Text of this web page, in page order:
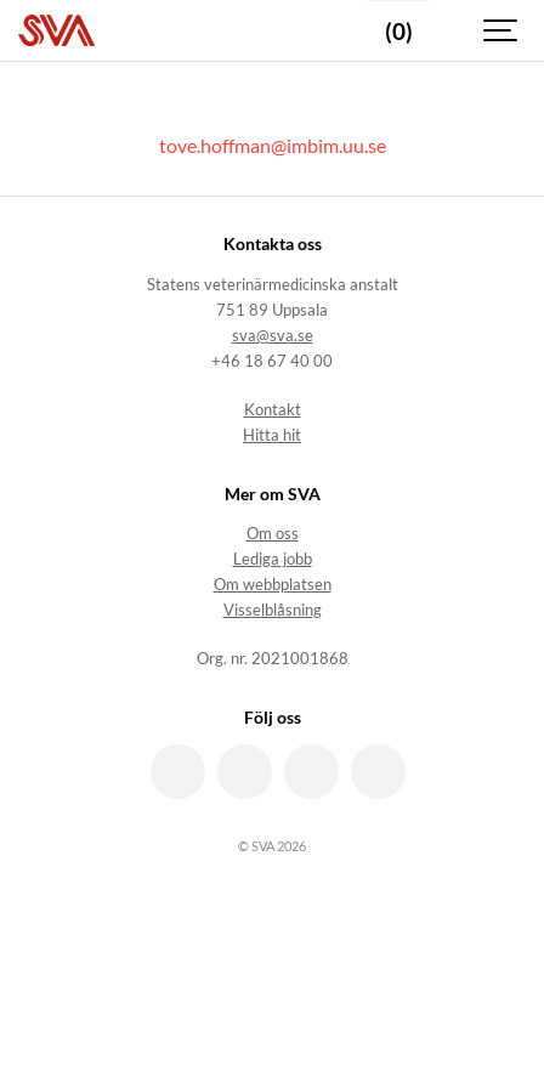
(0)
tove.hoffman@imbim.uu.se
Kontakta oss
Statens veterinärmedicinska anstalt
751 89 Uppsala
sva@sva.se
+46 18 67 40 00
Kontakt
Hitta hit
Mer om SVA
Om oss
Lediga jobb
Om webbplatsen
Visselblåsning
Org. nr. 2021001868
Följ oss
© SVA 2026